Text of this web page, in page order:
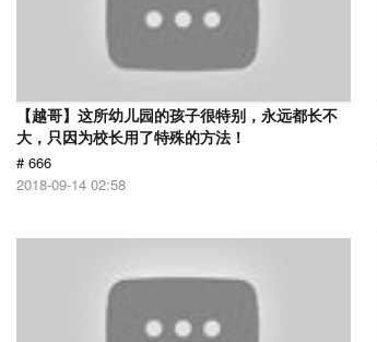
【越哥】这所幼儿园的孩子很特别，永远都长不
大，只因为校长用了特殊的方法！
# 666
2018-09-14 02:58